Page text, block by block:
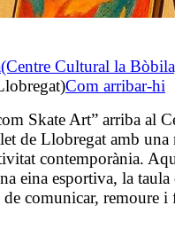
(Centre Cultural la
Com arribar-hi
Skate Art” arriba al
de Llobregat amb una
contemporània.
eina esportiva, la taula
comunicar, remoure i